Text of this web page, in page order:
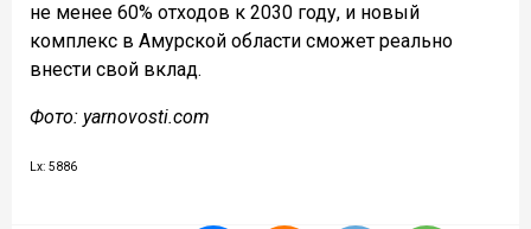
не менее 60% отходов к 2030 году, и новый
комплекс в Амурской области сможет реально
внести свой вклад.
Фото: yarnovosti.com
Lx: 5886